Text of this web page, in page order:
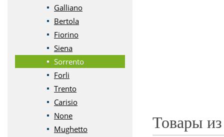
Galliano
Bertola
Fiorino
Siena
Sorrento
Forli
Trento
Carisio
None
Mughetto
Товары